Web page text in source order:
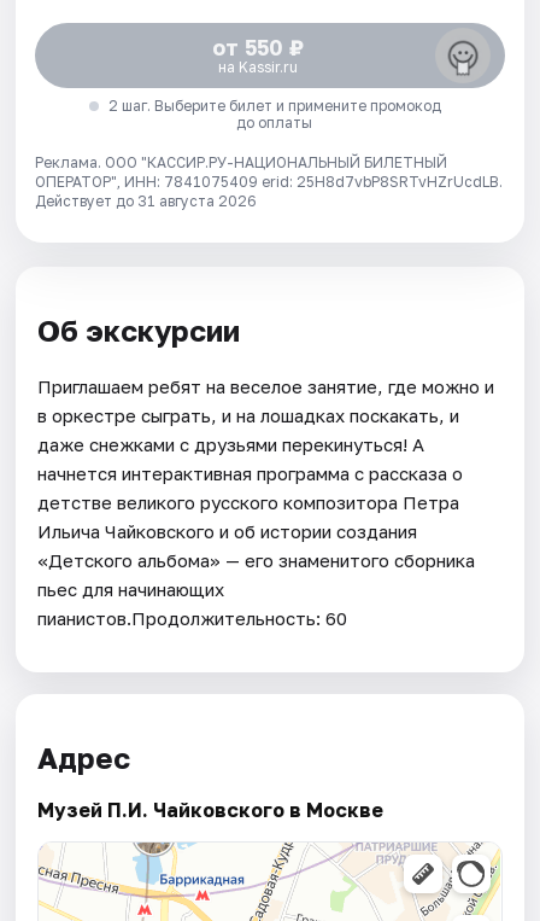
от 550 ₽
на Kassir.ru
2 шаг. Выберите билет и примените промокод
до оплаты
Реклама. ООО "КАССИР.РУ-НАЦИОНАЛЬНЫЙ БИЛЕТНЫЙ
ОПЕРАТОР", ИНН: 7841075409 erid: 25H8d7vbP8SRTvHZrUcdLB.
Действует до 31 августа 2026
Об экскурсии
Приглашаем ребят на веселое занятие, где можно и
в оркестре сыграть, и на лошадках поскакать, и
даже снежками с друзьями перекинуться! А
начнется интерактивная программа с рассказа о
детстве великого русского композитора Петра
Ильича Чайковского и об истории создания
«Детского альбома» — его знаменитого сборника
пьес для начинающих
пианистов.Продолжительность: 60
Адрес
Музей П.И. Чайковского в Москве